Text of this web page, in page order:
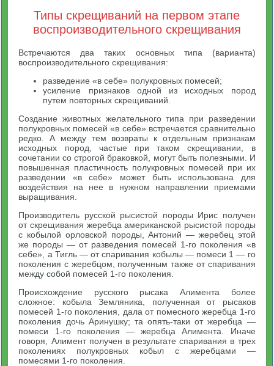
Типы скрещиваний на первом этапе
воспроизводительного скрещивания
Встречаются два таких основных типа (варианта)
воспроизводительного скрещивания:
разведение «в себе» полукровных помесей;
усиление признаков одной из исходных пород
путем повторных скрещиваний.
Создание животных желательного типа при разведении
полукровных помесей «в себе» встречается сравнительно
редко. А между тем возвраты к отдельным признакам
исходных пород, частые при таком скрещивании, в
сочетании со строгой браковкой, могут быть полезными. И
повышенная пластичность полукровных помесей при их
разведении «в себе» может быть использована для
воздействия на нее в нужном направлении приемами
выращивания.
Производитель русской рысистой породы Ирис получен
от скрещивания жеребца американской рысистой породы
с кобылой орловской породы, Антоний — жеребец этой
же породы — от разведения помесей 1-го поколения «в
себе», а Тигль — от спаривания кобылы — помеси 1 — го
поколения с жеребцом, полученным также от спаривания
между собой помесей 1-го поколения.
Происхождение русского рысака Алимента более
сложное: кобыла Земляника, полученная от рысаков
помесей 1-го поколения, дала от помесного жеребца 1-го
поколения дочь Аринушку; та опять-таки от жеребца —
помеси 1-го поколения — жеребца Алимента. Иначе
говоря, Алимент получен в результате спаривания в трех
поколениях полукровных кобыл с жеребцами —
помесями 1-го поколения.